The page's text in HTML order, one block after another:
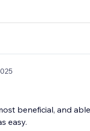
beneficial, and
easy.